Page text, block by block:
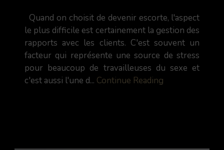
Quand on choisit de devenir escorte, l'aspect
le plus difficile est certainement la gestion des
rapports avec les clients. C'est souvent un
facteur qui représente une source de stress
pour beaucoup de travailleuses du sexe et
c'est aussi l'une d... Continue Reading